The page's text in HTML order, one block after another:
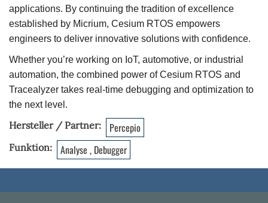
applications. By continuing the tradition of excellence
established by Micrium, Cesium RTOS empowers
engineers to deliver innovative solutions with confidence.
Whether you’re working on IoT, automotive, or industrial
automation, the combined power of Cesium RTOS and
Tracealyzer takes real-time debugging and optimization to
the next level.
Hersteller / Partner Percepio
Funktion Analyse , Debugger